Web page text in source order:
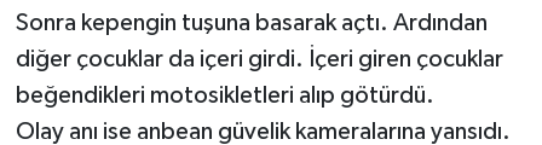
Sonra kepengin tuşuna basarak açtı. Ardından
diğer çocuklar da içeri girdi. İçeri giren çocuklar
beğendikleri motosikletleri alıp götürdü.
Olay anı ise anbean güvelik kameralarına yansıdı.